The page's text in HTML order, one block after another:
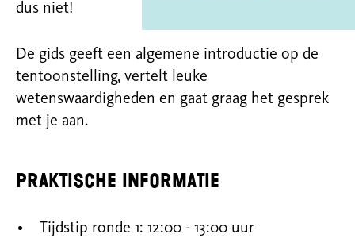
dus niet!
De gids geeft een algemene introductie op de
tentoonstelling, vertelt leuke
wetenswaardigheden en gaat graag het gesprek
met je aan.
Praktische informatie
Tijdstip ronde 1: 12:00 - 13:00 uur